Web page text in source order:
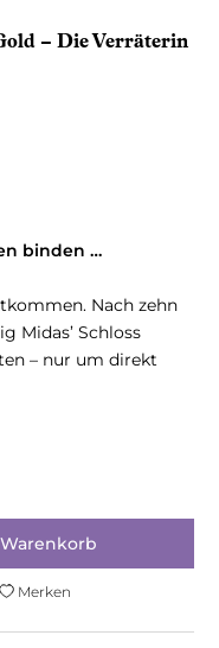
– Die Verräterin
binden …
Nach zehn
Midas’ Schloss
– nur um direkt
Merken